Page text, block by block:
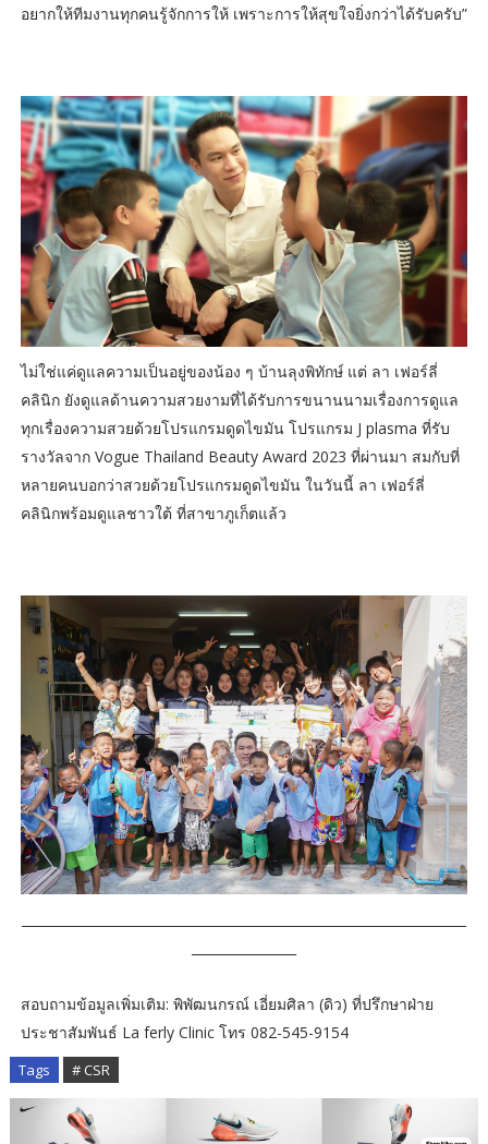
อยากให้ทีมงานทุกคนรู้จักการให้ เพราะการให้สุขใจยิ่งกว่าได้รับครับ”
ไม่ใช่แค่ดูแลความเป็นอยู่ของน้อง ๆ บ้านลุงพิทักษ์ แต่ ลา เฟอร์ลี่
คลินิก ยังดูแลด้านความสวยงามที่ได้รับการขนานนามเรื่องการดูแล
ทุกเรื่องความสวยด้วยโปรแกรมดูดไขมัน โปรแกรม J plasma ที่รับ
รางวัลจาก Vogue Thailand Beauty Award 2023 ที่ผ่านมา สมกับที่
หลายคนบอกว่าสวยด้วยโปรแกรมดูดไขมัน ในวันนี้ ลา เฟอร์ลี่
คลินิกพร้อมดูแลชาวใต้ ที่สาขาภูเก็ตแล้ว
สอบถามข้อมูลเพิ่มเติม: พิพัฒนกรณ์ เอี่ยมศิลา (ดิว) ที่ปรึกษาฝ่าย
ประชาสัมพันธ์ La ferly Clinic โทร 082-545-9154
Tags # CSR